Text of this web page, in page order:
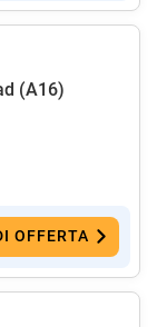
(A16)
OFFERTA